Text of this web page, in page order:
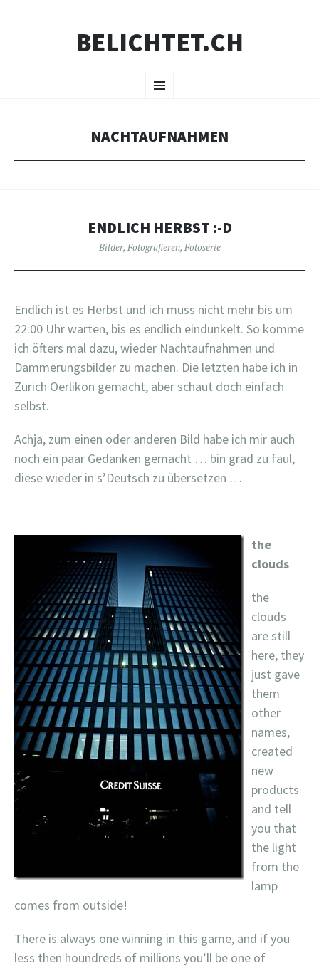
BELICHTET.CH
Menü
INHALT
NACHTAUFNAHMEN
ENDLICH HERBST :-D
Bilder, Fotografieren, Fotoserie
Endlich ist es Herbst und ich muss nicht mehr bis um
22:00 Uhr warten, bis es endlich eindunkelt. So komme
ich öfters mal dazu, wieder Nachtaufnahmen und
Dämmerungsbilder zu machen. Die letzten habe ich in
Zürich Oerlikon gemacht, aber schaut doch einfach
selbst.
Achja, zum einen oder anderen Bild habe ich mir auch
noch ein paar Gedanken gemacht … bin grad zu faul,
diese wieder in s’Deutsch zu übersetzen …
the
clouds
the
clouds
are still
here, they
just gave
them
other
names,
created
new
products
and tell
you that
the light
from the
lamp
comes from outside!
There is always one winning in this game, and if you
less then houndreds of millions you’ll be one of